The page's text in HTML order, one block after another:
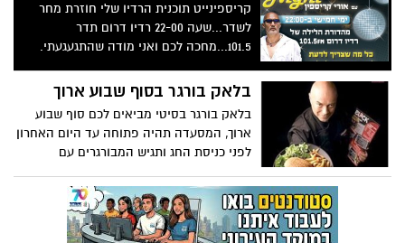
קריספינייט תוכנית הרדיו שלי חוזרת מחר
לשדר...שעה 22-00 רדיו דרום תדר
101.5...מחכה לכם ואני מודה שהתגעגעתי.
בלאק בורגר בסוף שבוע ארוך
בלאק בורגר בסיטי מביאים לכם סוף שבוע
ארוך, המסעדה תהיה פתוחה עד היום האחרון
לפני כניסת החג ותגיש המבורגרים עם
כבר יעברו ללחמניות מקמח תירס, תפוחי
אדמה ודומיהם, לא תרדו על המבורגר לפני
פסח? בתיאבון...